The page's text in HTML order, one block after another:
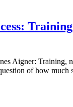
Aigner: Training,
of how much